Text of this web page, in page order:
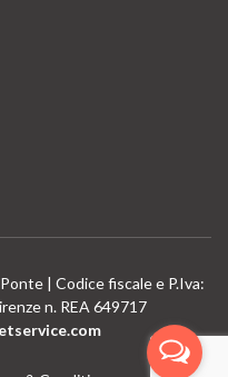
| Codice fiscale e P.Iva:
n. REA 649717